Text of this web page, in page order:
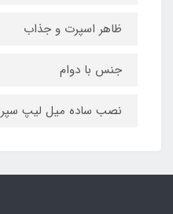
ظاهر اسپرت و جذاب
جنس با دوام
نصب ساده میل لیپ سپر